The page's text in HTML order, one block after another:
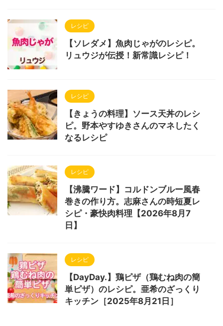
レシピ
【ソレダメ】魚肉じゃがのレシピ。
リュウジが伝授！新常識レシピ！
レシピ
【きょうの料理】ソース天丼のレシ
ピ。野本やすゆきさんのマネしたく
なるレシピ
レシピ
【沸騰ワード】コルドンブルー風春
巻きの作り方。志麻さんの時短夏レ
シピ・豪快肉料理【2026年8月7
日】
レシピ
【DayDay.】鶏ピザ（鶏むね肉の簡
単ピザ）のレシピ。亜希のざっくり
キッチン［2025年8月21日］